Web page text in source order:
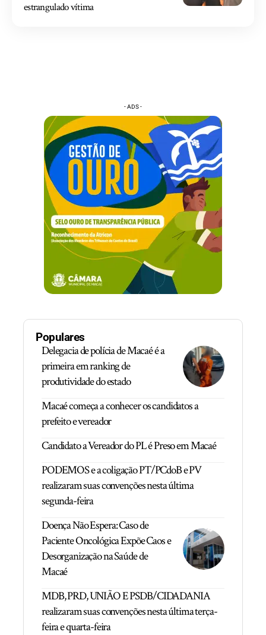
estrangulado vítima
- ADS -
Populares
Delegacia de polícia de Macaé é a
primeira em ranking de
produtividade do estado
Macaé começa a conhecer os candidatos a
prefeito e vereador
Candidato a Vereador do PL é Preso em Macaé
PODEMOS e a coligação PT/PCdoB e PV
realizaram suas convenções nesta última
segunda-feira
Doença Não Espera: Caso de
Paciente Oncológica Expõe Caos e
Desorganização na Saúde de
Macaé
MDB, PRD, UNIÃO E PSDB/CIDADANIA
realizaram suas convenções nesta última terça-
feira e quarta-feira